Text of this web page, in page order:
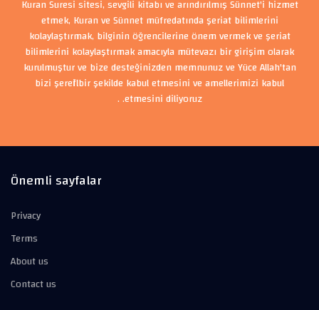
Kuran Suresi sitesi, sevgili kitabı ve arındırılmış Sünnet'i hizmet
etmek, Kuran ve Sünnet müfredatında şeriat bilimlerini
kolaylaştırmak, bilginin öğrencilerine önem vermek ve şeriat
bilimlerini kolaylaştırmak amacıyla mütevazı bir girişim olarak
kurulmuştur ve bize desteğinizden memnunuz ve Yüce Allah'tan
bizi şerefli bir şekilde kabul etmesini ve amellerimizi kabul
etmesini diliyoruz. .
Önemli sayfalar
Privacy
Terms
About us
Contact us